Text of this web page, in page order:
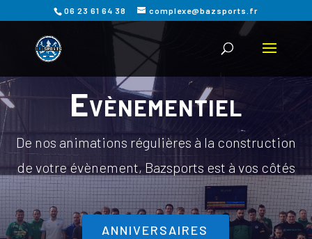
06 23 61 64 38 complexe@bazsports.fr
Evènementiel
De nos animations régulières à la construction
de votre évènement, Bazsports est à vos côtés
ANNIVERSAIRES